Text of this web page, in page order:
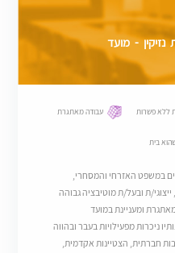
- מועד
ללא פשרות עבודה מאתגרת
בית
במשפט האזרחי והמסחרי,
ת ובעל/ת מוטיבציה גבוהה
ומעניינת במועד
ניכרות מפעילויות בעבר ובהווה
חברתית, הצטיינות אקדמית,